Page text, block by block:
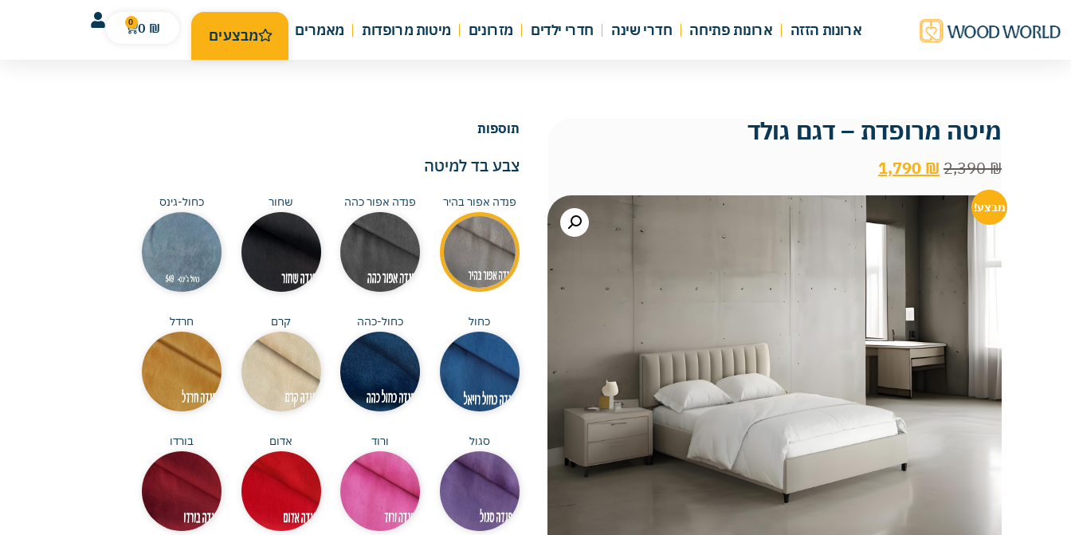
ארונות הזזה ארונות פתיחה חדרי שינה חדרי ילדים מזרונים מיטות מרופדות מאמרים מבצעים 0 ₪
0
מיטה מרופדת – דגם גולד
2,390₪
1,790 ₪
מבצע!
תוספות
צבע בד למיטה
פנדה אפור בהיר פנדה אפור כהה שחור כחול-גינס
כחול כחול-כהה קרם חרדל
סגול ורוד אדום בורדו